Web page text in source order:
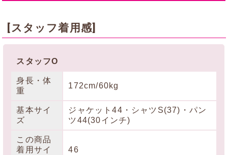
[スタッフ着用感]
スタッフO
身長・体
重
172cm/60kg
基本サイ
ズ
ジャケット44・シャツS(37)・パン
ツ44(30インチ)
この商品
着用サイ
46